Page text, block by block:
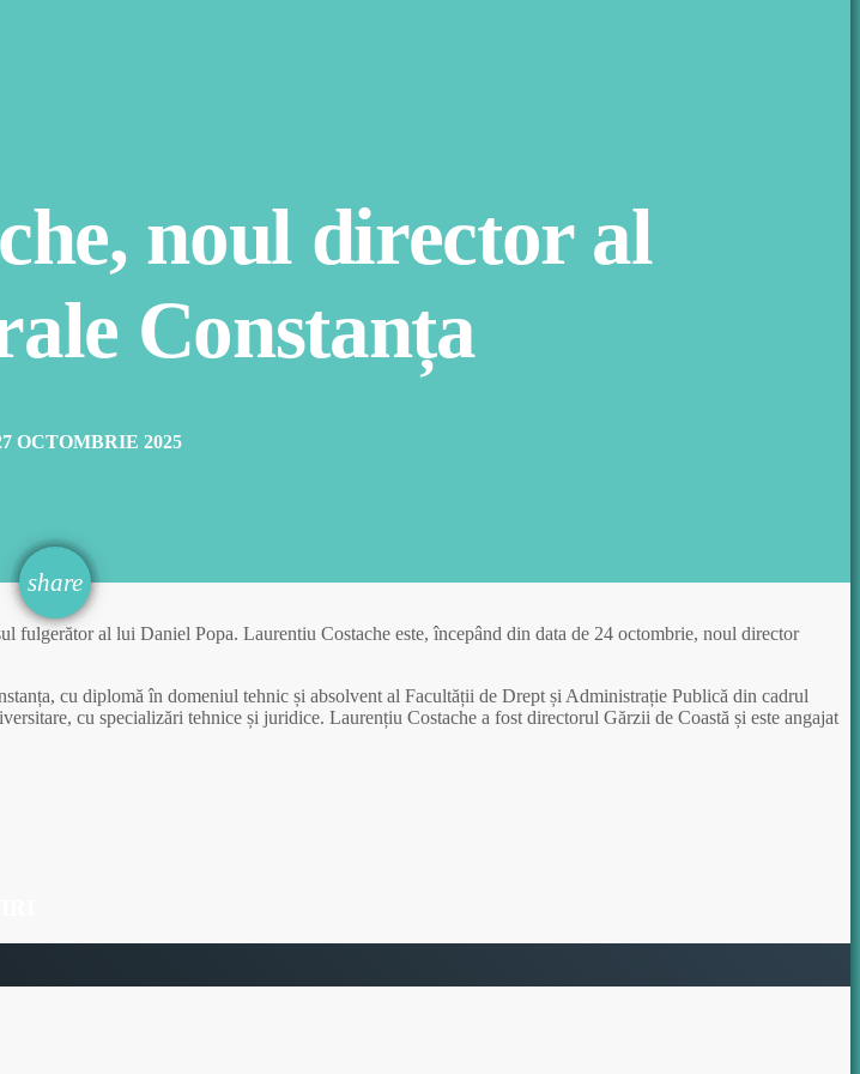
noul director al
Constanța
OCTOMBRIE 2025
share
email
al lui Daniel Popa. Laurentiu Costache este, începând din data de 24 octombrie, noul director
cu diplomă în domeniul tehnic și absolvent al Facultății de Drept și Administrație Publică din cadrul
cu specializări tehnice și juridice. Laurențiu Costache a fost directorul Gărzii de Coastă și este angajat